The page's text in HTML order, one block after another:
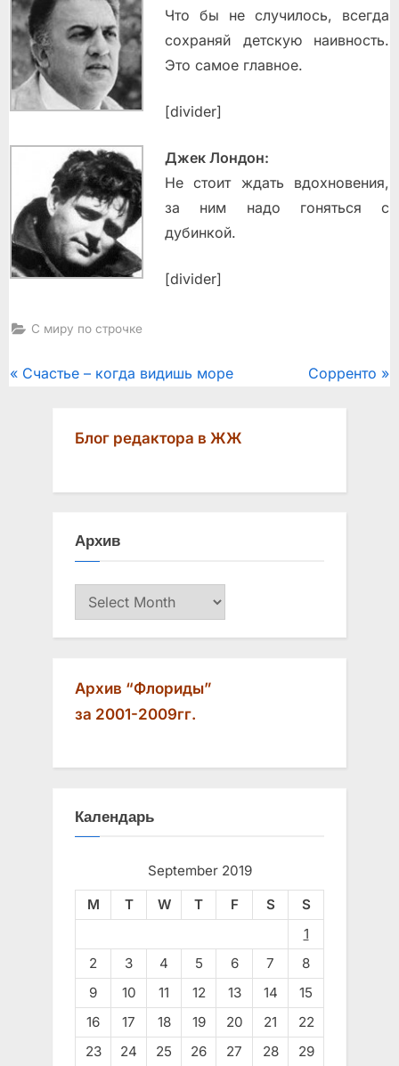
Что бы не случилось, всегда
сохраняй детскую наивность.
Это самое главное.
[divider]
Джек Лондон:
Не стоит ждать вдохновения,
за ним надо гоняться с
дубинкой.
[divider]
С миру по строчке
Post
P
Счастье – когда видишь море
N
o
Сорренто
Блог редактора в ЖЖ
Архив
Архив
Архив “Флориды”
за 2001-2009гг.
Календарь
September 2019
M
T W T F S
S
1
2
3 4 5 6 7
8
9
10 11 12 13 14
15
16
17 18 19 20 21
22
23
24 25 26 27 28 29